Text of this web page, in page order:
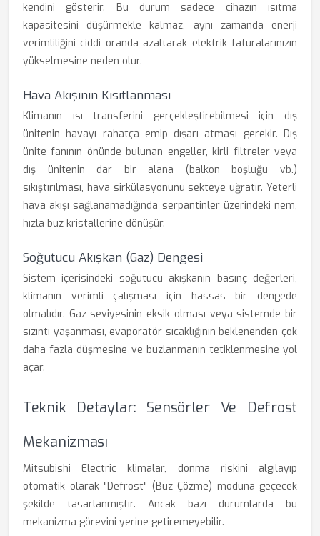
kendini gösterir. Bu durum sadece cihazın ısıtma
kapasitesini düşürmekle kalmaz, aynı zamanda enerji
verimliliğini ciddi oranda azaltarak elektrik faturalarınızın
yükselmesine neden olur.
Hava Akışının Kısıtlanması
Klimanın ısı transferini gerçekleştirebilmesi için dış
ünitenin havayı rahatça emip dışarı atması gerekir. Dış
ünite fanının önünde bulunan engeller, kirli filtreler veya
dış ünitenin dar bir alana (balkon boşluğu vb.)
sıkıştırılması, hava sirkülasyonunu sekteye uğratır. Yeterli
hava akışı sağlanamadığında serpantinler üzerindeki nem,
hızla buz kristallerine dönüşür.
Soğutucu Akışkan (Gaz) Dengesi
Sistem içerisindeki soğutucu akışkanın basınç değerleri,
klimanın verimli çalışması için hassas bir dengede
olmalıdır. Gaz seviyesinin eksik olması veya sistemde bir
sızıntı yaşanması, evaporatör sıcaklığının beklenenden çok
daha fazla düşmesine ve buzlanmanın tetiklenmesine yol
açar.
Teknik Detaylar: Sensörler Ve Defrost
Mekanizması
Mitsubishi Electric klimalar, donma riskini algılayıp
otomatik olarak "Defrost" (Buz Çözme) moduna geçecek
şekilde tasarlanmıştır. Ancak bazı durumlarda bu
mekanizma görevini yerine getiremeyebilir.